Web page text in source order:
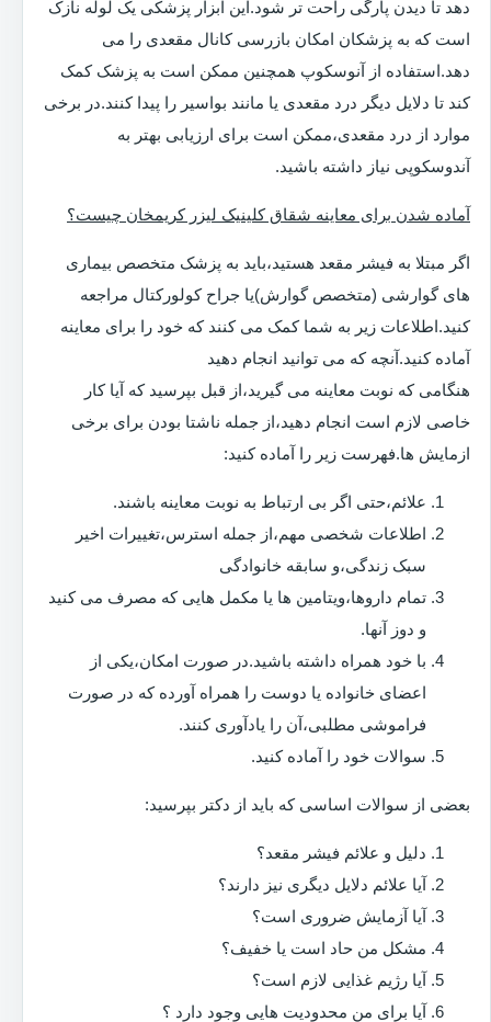
دهد تا دیدن پارگی راحت تر شود.این ابزار پزشکی یک لوله نازک
است که به پزشکان امکان بازرسی کانال مقعدی را می
دهد.استفاده از آنوسکوپ همچنین ممکن است به پزشک کمک
کند تا دلایل دیگر درد مقعدی یا مانند بواسیر را پیدا کنند.در برخی
موارد از درد مقعدی،ممکن است برای ارزیابی بهتر به
آندوسکوپی نیاز داشته باشید.
آماده شدن برای معاینه شقاق کلینیک لیزر کریمخان چیست؟
اگر مبتلا به فیشر مقعد هستید،باید به پزشک متخصص بیماری
های گوارشی (متخصص گوارش)یا جراح کولورکتال مراجعه
کنید.اطلاعات زیر به شما کمک می کنند که خود را برای معاینه
آماده کنید.آنچه که می توانید انجام دهید
هنگامی که نوبت معاینه می گیرید،از قبل بپرسید که آیا کار
خاصی لازم است انجام دهید،از جمله ناشتا بودن برای برخی
ازمایش ها.فهرست زیر را آماده کنید:
علائم،حتی اگر بی ارتباط به نوبت معاینه باشند.
اطلاعات شخصی مهم،از جمله استرس،تغییرات اخیر
سبک زندگی،و سابقه خانوادگی
تمام داروها،ویتامین ها یا مکمل هایی که مصرف می کنید
و دوز آنها.
با خود همراه داشته باشید.در صورت امکان،یکی از
اعضای خانواده یا دوست را همراه آورده که در صورت
فراموشی مطلبی،آن را یادآوری کنند.
سوالات خود را آماده کنید.
بعضی از سوالات اساسی که باید از دکتر بپرسید:
دلیل و علائم فیشر مقعد؟
آیا علائم دلایل دیگری نیز دارند؟
آیا آزمایش ضروری است؟
مشکل من حاد است یا خفیف؟
آیا رژیم غذایی لازم است؟
آیا برای من محدودیت هایی وجود دارد ؟